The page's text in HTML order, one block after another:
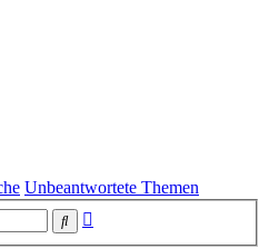
Unbeantwortete Themen
Suche